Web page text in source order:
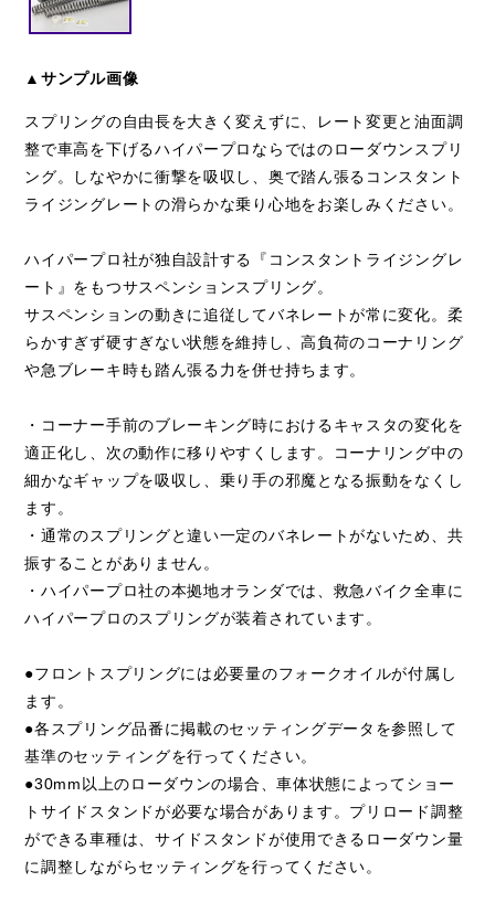
▲サンプル画像
スプリングの自由長を大きく変えずに、レート変更と油面調
整で車高を下げるハイパープロならではのローダウンスプリ
ング。しなやかに衝撃を吸収し、奥で踏ん張るコンスタント
ライジングレートの滑らかな乗り心地をお楽しみください。
ハイパープロ社が独自設計する『コンスタントライジングレ
ート』をもつサスペンションスプリング。
サスペンションの動きに追従してバネレートが常に変化。柔
らかすぎず硬すぎない状態を維持し、高負荷のコーナリング
や急ブレーキ時も踏ん張る力を併せ持ちます。
・コーナー手前のブレーキング時におけるキャスタの変化を
適正化し、次の動作に移りやすくします。コーナリング中の
細かなギャップを吸収し、乗り手の邪魔となる振動をなくし
ます。
・通常のスプリングと違い一定のバネレートがないため、共
振することがありません。
・ハイパープロ社の本拠地オランダでは、救急バイク全車に
ハイパープロのスプリングが装着されています。
●フロントスプリングには必要量のフォークオイルが付属し
ます。
●各スプリング品番に掲載のセッティングデータを参照して
基準のセッティングを行ってください。
●30mm以上のローダウンの場合、車体状態によってショー
トサイドスタンドが必要な場合があります。プリロード調整
ができる車種は、サイドスタンドが使用できるローダウン量
に調整しながらセッティングを行ってください。